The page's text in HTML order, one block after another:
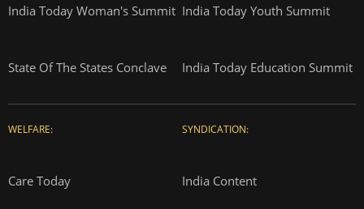
India Today Woman's Summit India Today Youth Summit
State Of The States Conclave India Today Education Summit
WELFARE:
Care Today
SYNDICATION:
India Content